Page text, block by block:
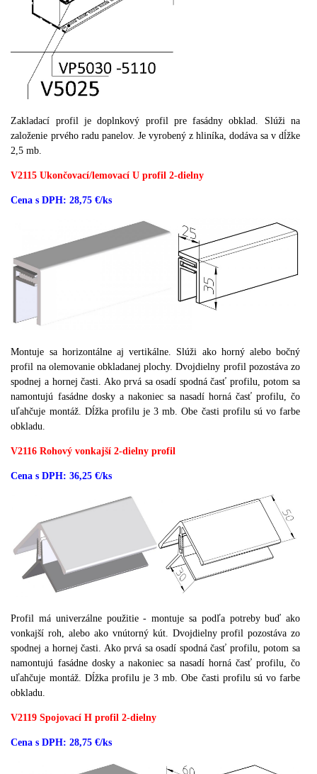
Zakladací profil je doplnkový profil pre fasádny obklad.
Slúži na
založenie prvého radu panelov. Je vyrobený z hliníka, dodáva sa v dĺžke
2,5 mb.
V2115 Ukončovací/lemovací U profil 2-dielny
Cena s DPH: 28,75 €/ks
Montuje sa horizontálne aj vertikálne.
Slúži ako horný alebo bočný
profil na olemovanie obkladanej plochy. Dvojdielny profil pozostáva zo
spodnej a hornej časti.
Ako prvá sa osadí spodná časť profilu, potom sa
namontujú fasádne dosky a nakoniec sa nasadí horná časť profilu, čo
uľahčuje montáž. Dĺžka profilu je 3 mb.
Obe časti profilu sú vo farbe
obkladu.
V2116 Rohový vonkajší 2-dielny profil
Cena s DPH: 36,25 €/ks
Profil má univerzálne použitie - montuje sa podľa potreby buď ako
vonkajší roh, alebo ako vnútorný kút.
Dvojdielny profil pozostáva zo
spodnej a hornej časti.
Ako prvá sa osadí spodná časť profilu, potom sa
namontujú fasádne dosky a nakoniec sa nasadí horná časť profilu, čo
uľahčuje montáž. Dĺžka profilu je 3 mb.
Obe časti profilu sú vo farbe
obkladu.
V2119 Spojovací H profil 2-dielny
Cena s DPH: 28,75 €/ks